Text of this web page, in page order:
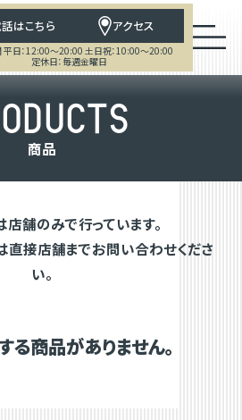
はこちら アクセス
平日：12:00～20:00 土日祝：10:00～20:00
定休日：毎週金曜日
ODUCTS
商品
舗のみで行っています。
直接店舗までお問い合わせくださ
い。
る商品がありません。